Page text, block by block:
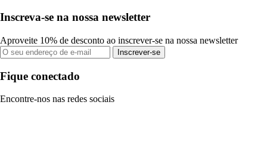
Inscreva-se na nossa newsletter
Aproveite 10% de desconto ao inscrever-se na nossa newsletter
Inscrever-se
Fique conectado
Encontre-nos nas redes sociais